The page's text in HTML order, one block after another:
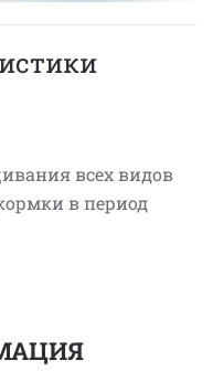
всех видов
в период